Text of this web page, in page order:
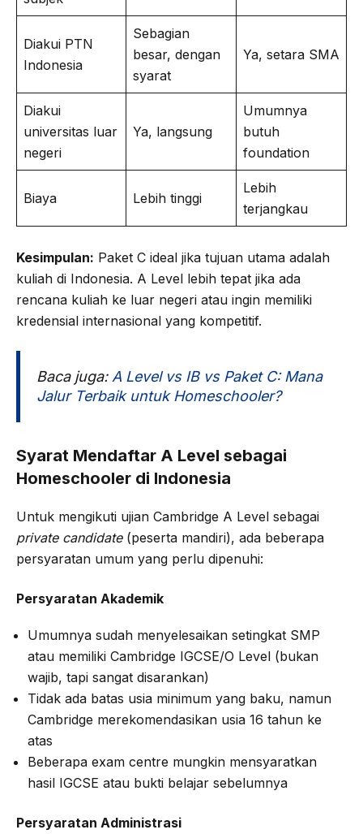
Diakui PTN
Indonesia
Sebagian
besar, dengan
syarat
Ya, setara SMA
Diakui
universitas luar
negeri
Ya, langsung
Umumnya
butuh
foundation
Biaya Lebih tinggi
Lebih
terjangkau
Kesimpulan: Paket C ideal jika tujuan utama adalah
kuliah di Indonesia. A Level lebih tepat jika ada
rencana kuliah ke luar negeri atau ingin memiliki
kredensial internasional yang kompetitif.
Baca juga:A Level vs IB vs Paket C: Mana
Jalur Terbaik untuk Homeschooler?
Syarat Mendaftar A Level sebagai
Homeschooler di Indonesia
Untuk mengikuti ujian Cambridge A Level sebagai
private candidate(peserta mandiri), ada beberapa
persyaratan umum yang perlu dipenuhi:
Persyaratan Akademik
Umumnya sudah menyelesaikan setingkat SMP
atau memiliki Cambridge IGCSE/O Level (bukan
wajib, tapi sangat disarankan)
Tidak ada batas usia minimum yang baku, namun
Cambridge merekomendasikan usia 16 tahun ke
atas
Beberapa exam centre mungkin mensyaratkan
hasil IGCSE atau bukti belajar sebelumnya
Persyaratan Administrasi